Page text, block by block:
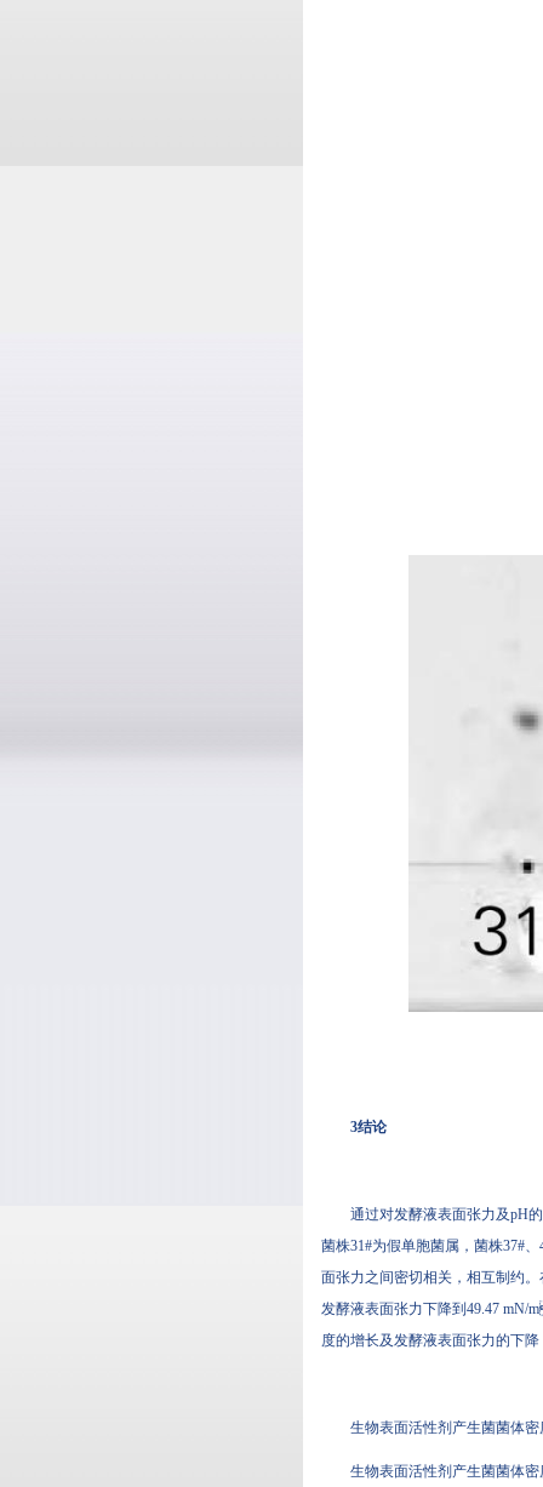
3结论
通过对发酵液表面张力及pH的测
菌株31#为假单胞菌属，菌株
面张力之间密切相关，相互制约
发酵液表面张力下降到49.47 mN/
度的增长及发酵液表面张力的下降
生物表面活性剂产生菌菌体密
生物表面活性剂产生菌菌体密